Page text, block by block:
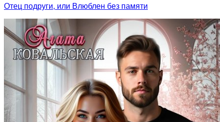
Отец подруги, или Влюблен без памяти